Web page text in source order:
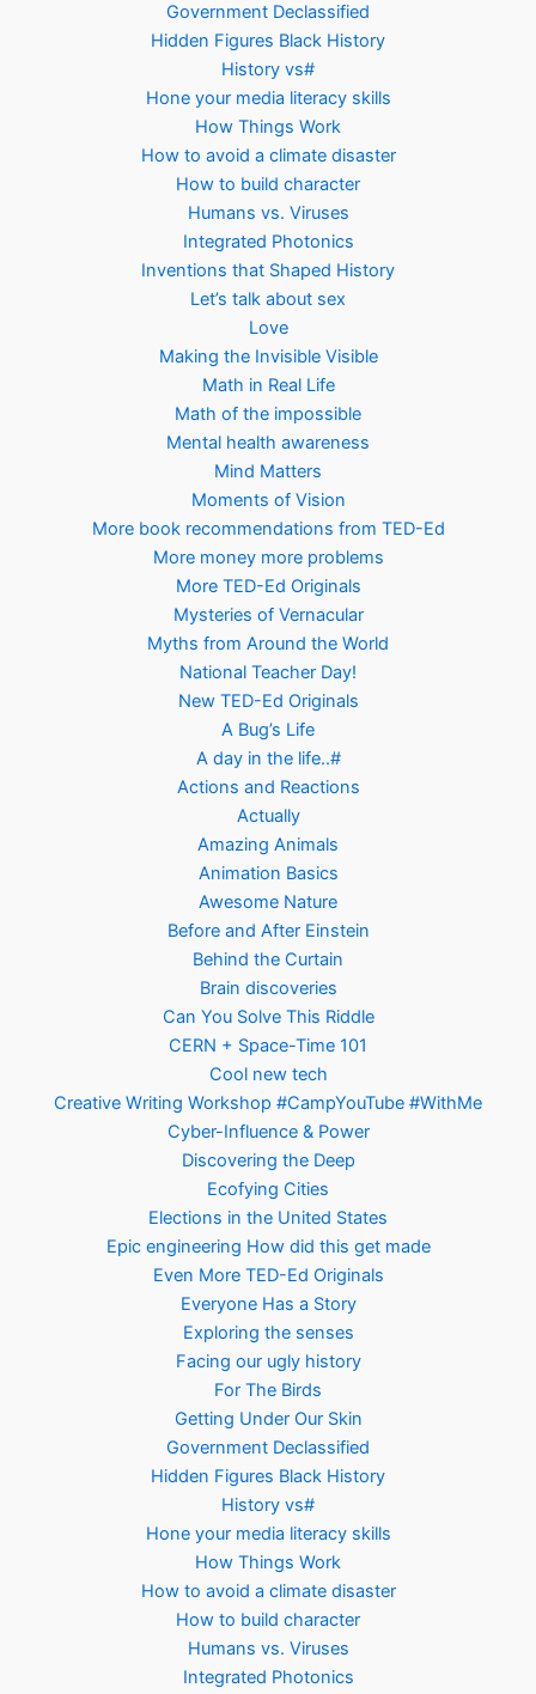
Government Declassified
Hidden Figures Black History
History vs#
Hone your media literacy skills
How Things Work
How to avoid a climate disaster
How to build character
Humans vs. Viruses
Integrated Photonics
Inventions that Shaped History
Let’s talk about sex
Love
Making the Invisible Visible
Math in Real Life
Math of the impossible
Mental health awareness
Mind Matters
Moments of Vision
More book recommendations from TED-Ed
More money more problems
More TED-Ed Originals
Mysteries of Vernacular
Myths from Around the World
National Teacher Day!
New TED-Ed Originals
A Bug’s Life
A day in the life..#
Actions and Reactions
Actually
Amazing Animals
Animation Basics
Awesome Nature
Before and After Einstein
Behind the Curtain
Brain discoveries
Can You Solve This Riddle
CERN + Space-Time 101
Cool new tech
Creative Writing Workshop #CampYouTube #WithMe
Cyber-Influence & Power
Discovering the Deep
Ecofying Cities
Elections in the United States
Epic engineering How did this get made
Even More TED-Ed Originals
Everyone Has a Story
Exploring the senses
Facing our ugly history
For The Birds
Getting Under Our Skin
Government Declassified
Hidden Figures Black History
History vs#
Hone your media literacy skills
How Things Work
How to avoid a climate disaster
How to build character
Humans vs. Viruses
Integrated Photonics